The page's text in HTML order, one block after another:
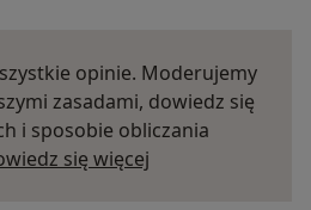
opinie. Moderujemy
zasadami, dowiedz się
i sposobie obliczania
się więcej